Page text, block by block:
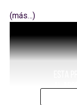
(más…)